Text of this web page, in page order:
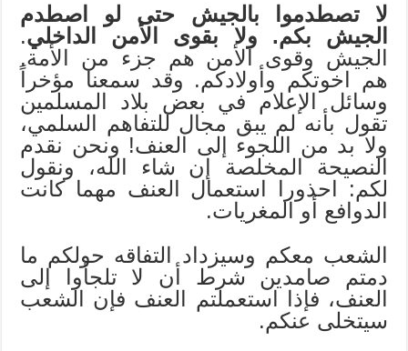
لا تصطدموا بالجيش حتى لو اصطدم
الجيش بكم. ولا بقوى الأمن الداخلي.
الجيش وقوى الأمن هم جزء من الأمة.
هم اخوتكم وأولادكم. وقد سمعنا مؤخراً
وسائل الإعلام في بعض بلاد المسلمين
تقول بأنه لم يبق مجال للتفاهم السلمي،
ولا بد من اللجوء إلى العنف! ونحن نقدم
النصيحة المخلصة إن شاء الله، ونقول
لكم: احذورا استعمال العنف مهما كانت
الدوافع أو المغريات.
الشعب معكم وسيزداد التفاقه حولكم ما
دمتم صامدين شرط أن لا تلجأوا إلى
العنف، فإذا استعملتم العنف فإن الشعب
سيتخلى عنكم.